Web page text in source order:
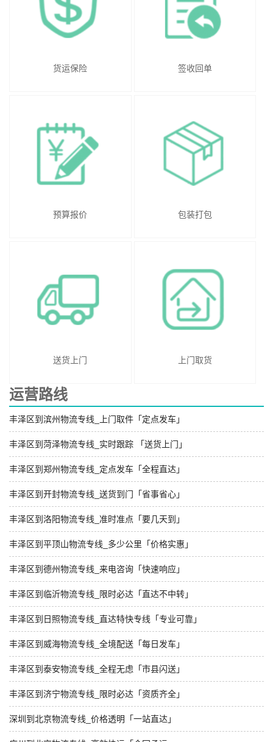
货运保险 签收回单
预算报价 包装打包
送货上门 上门取货
运营路线
丰泽区到滨州物流专线_上门取件「定点发车」
丰泽区到菏泽物流专线_实时跟踪 「送货上门」
丰泽区到郑州物流专线_定点发车「全程直达」
丰泽区到开封物流专线_送货到门「省事省心」
丰泽区到洛阳物流专线_准时准点「要几天到」
丰泽区到平顶山物流专线_多少公里「价格实惠」
丰泽区到德州物流专线_来电咨询「快速响应」
丰泽区到临沂物流专线_限时必达「直达不中转」
丰泽区到日照物流专线_直达特快专线「专业可靠」
丰泽区到威海物流专线_全境配送「每日发车」
丰泽区到泰安物流专线_全程无虑「市县闪送」
丰泽区到济宁物流专线_限时必达「资质齐全」
深圳到北京物流专线_价格透明「一站直达」